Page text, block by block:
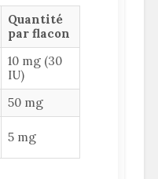
Quantité
par flacon
10 mg (30
IU)
50 mg
5 mg